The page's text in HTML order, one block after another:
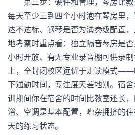
每天至少三到四个小时泡在琴房里
达不达标、钢琴是否为演奏级配置
地考察时重点看：独立隔音琴房是
小时开放、有无专业录音棚可供录
上，全封闭校区远优于走读模式——
下通勤时间，专注度天差地别。宿
训期间你在宿舍的时间比教室还长
浴、空调是基本配置，嘈杂拥挤的
天的练习状态。